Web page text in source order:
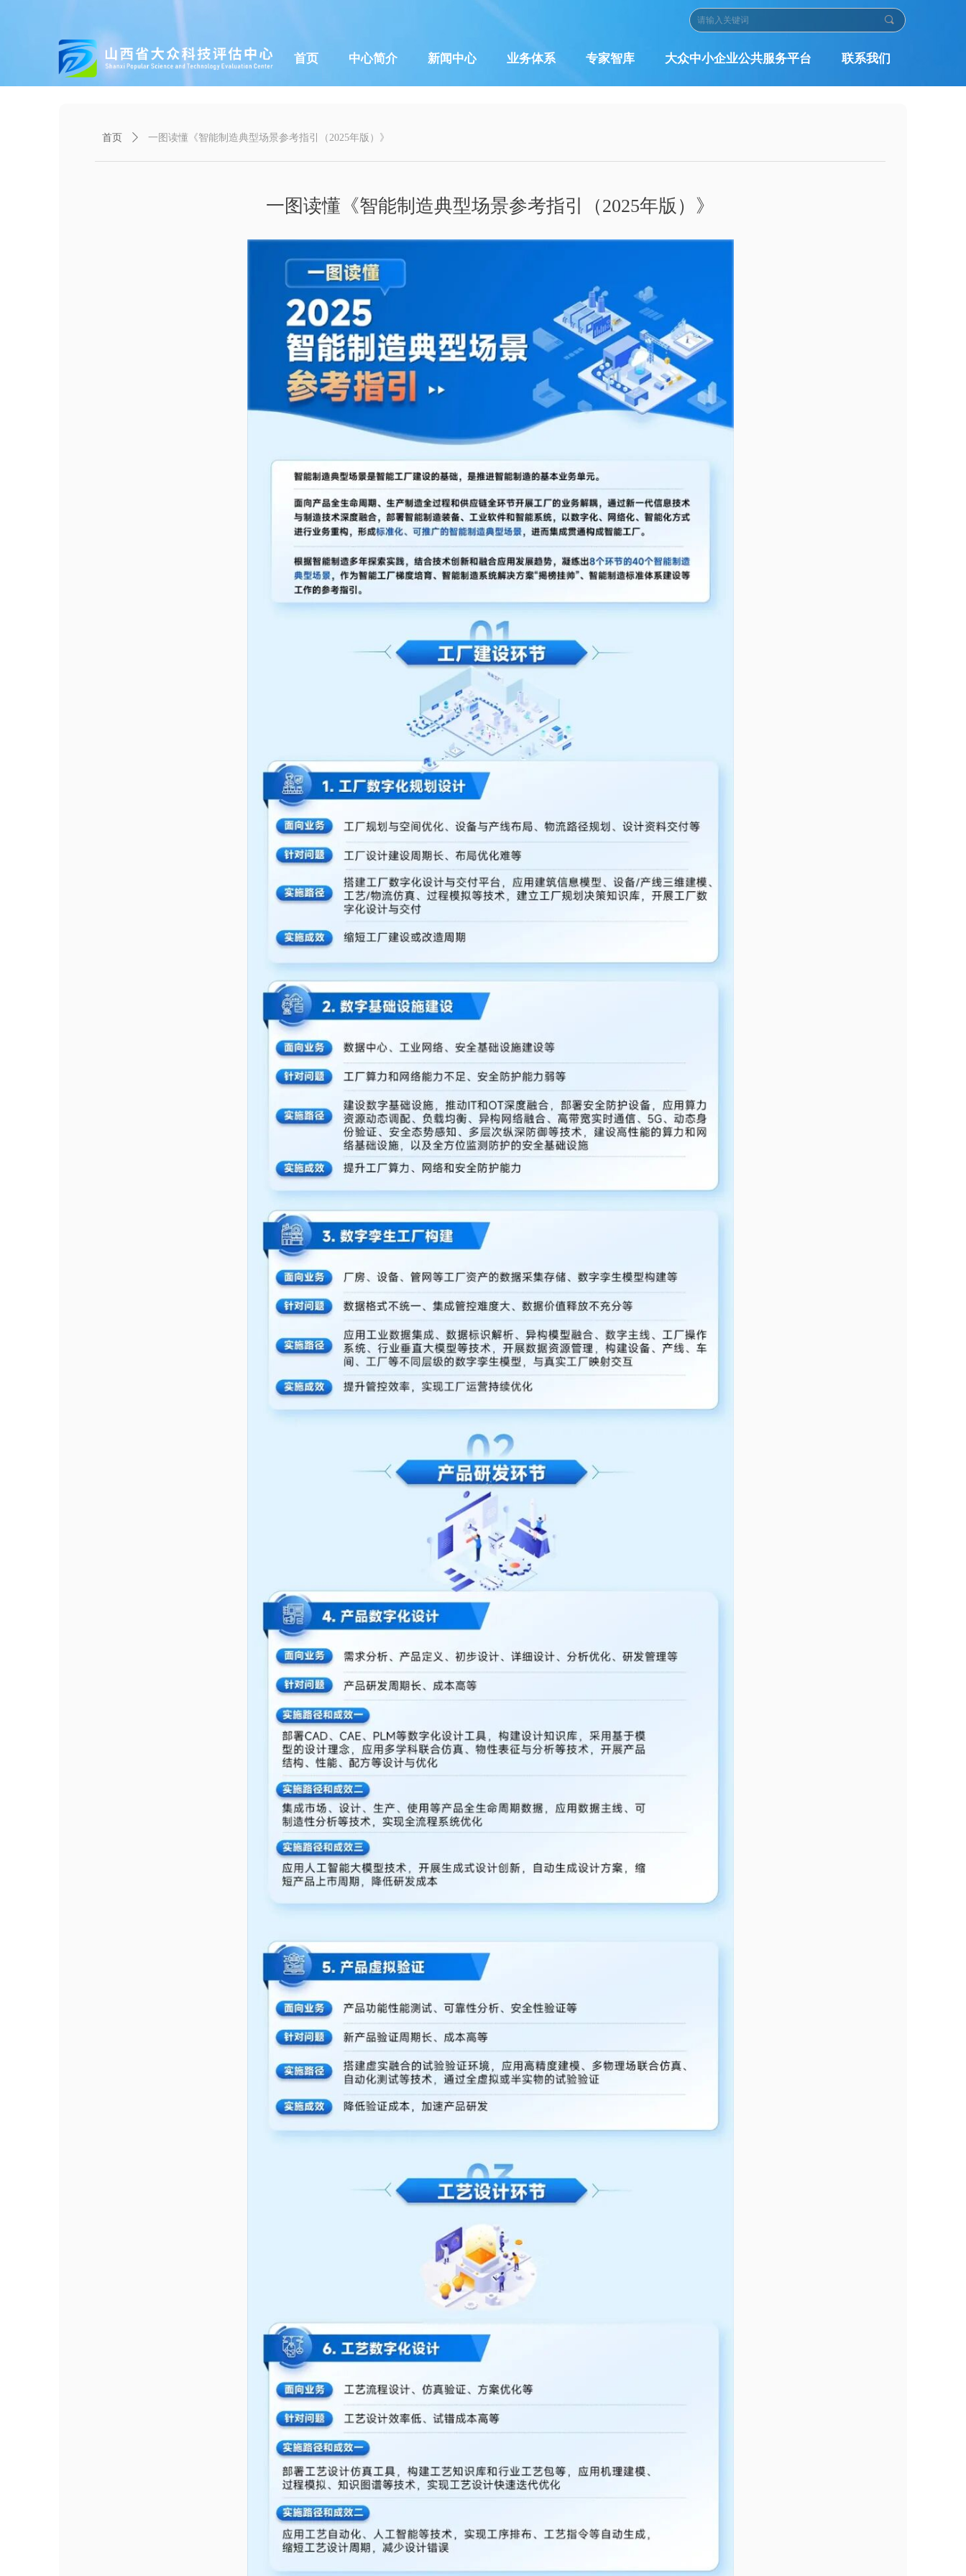
首页 中心简介 新闻中心 业务体系 专家智库 大众中小企业公共服务平台 联系我们
끠
一图读懂《智能制造典型场景参考指引（2025年版）》
首页 ꄲ 一图读懂《智能制造典型场景参考指引（2025年版）》